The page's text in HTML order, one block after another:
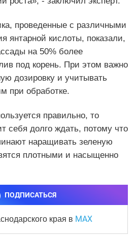
проведенные с различными
янтарной кислоты, показали,
на 50% более
под корень. При этом важно
дозировку и учитывать
при обработке.
правильно, то
себя долго ждать, потому что
наращивать зеленую
плотными и насыщенно
ПОДПИСАТЬСЯ
края в MAX